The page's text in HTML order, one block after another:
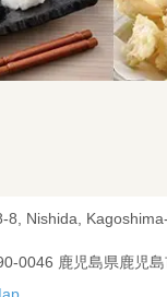
8, Nishida,
0046 鹿児島県鹿児